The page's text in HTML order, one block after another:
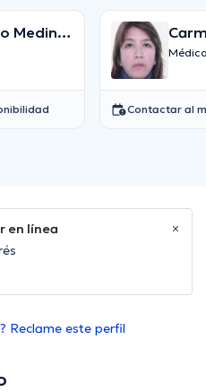
Medina
Contactar al
en línea
Reclame este perfil